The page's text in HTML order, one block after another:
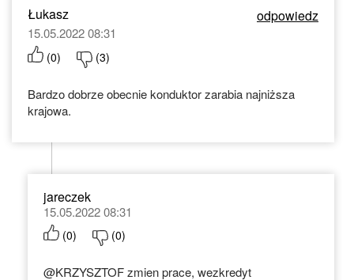
Łukasz odpowiedz
15.05.2022 08:31
(0) (3)
Bardzo dobrze obecnie konduktor zarabia najniższa
krajowa.
jareczek
15.05.2022 08:31
(0) (0)
@KRZYSZTOF zmien prace, wezkredyt